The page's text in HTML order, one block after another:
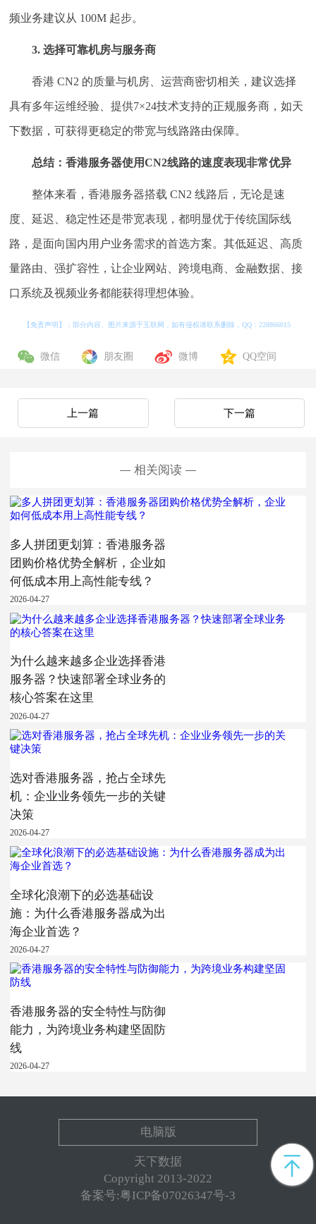
频业务建议从 100M 起步。
3. 选择可靠机房与服务商
香港 CN2 的质量与机房、运营商密切相关，建议选择
具有多年运维经验、提供7×24技术支持的正规服务商，如天
下数据，可获得更稳定的带宽与线路路由保障。
总结：香港服务器使用CN2线路的速度表现非常优异
整体来看，香港服务器搭载 CN2 线路后，无论是速
度、延迟、稳定性还是带宽表现，都明显优于传统国际线
路，是面向国内用户业务需求的首选方案。其低延迟、高质
量路由、强扩容性，让企业网站、跨境电商、金融数据、接
口系统及视频业务都能获得理想体验。
【免责声明】：部分内容、图片来源于互联网，如有侵权请联系删除，QQ：228866015
微信 朋友圈 微博 QQ空间
下一篇
上一篇
相关阅读
多人拼团更划算：香港服务器
团购价格优势全解析，企业如
何低成本用上高性能专线？
2026-04-27
为什么越来越多企业选择香港
服务器？快速部署全球业务的
核心答案在这里
2026-04-27
选对香港服务器，抢占全球先
机：企业业务领先一步的关键
决策
2026-04-27
全球化浪潮下的必选基础设
施：为什么香港服务器成为出
海企业首选？
2026-04-27
香港服务器的安全特性与防御
能力，为跨境业务构建坚固防
线
2026-04-27
电脑版
天下数据
Copyright 2013-2022
备案号:粤ICP备07026347号-3